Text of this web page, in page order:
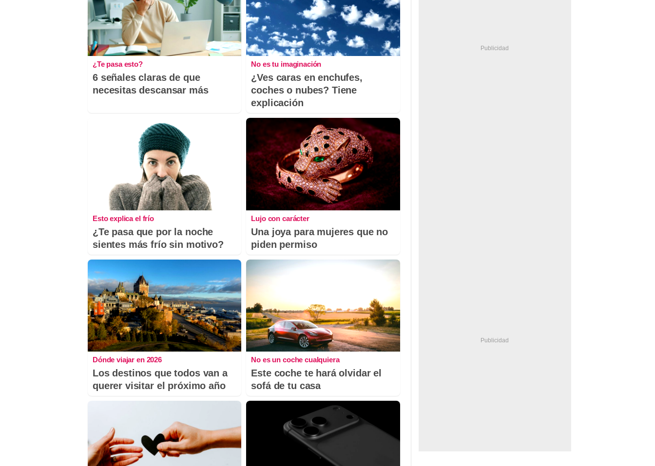
¿Te pasa esto?
6 señales claras de que
necesitas descansar más
No es tu imaginación
¿Ves caras en enchufes,
coches o nubes? Tiene
explicación
Esto explica el frío
¿Te pasa que por la noche
sientes más frío sin motivo?
Lujo con carácter
Una joya para mujeres que no
piden permiso
Dónde viajar en 2026
Los destinos que todos van a
querer visitar el próximo año
No es un coche cualquiera
Este coche te hará olvidar el
sofá de tu casa